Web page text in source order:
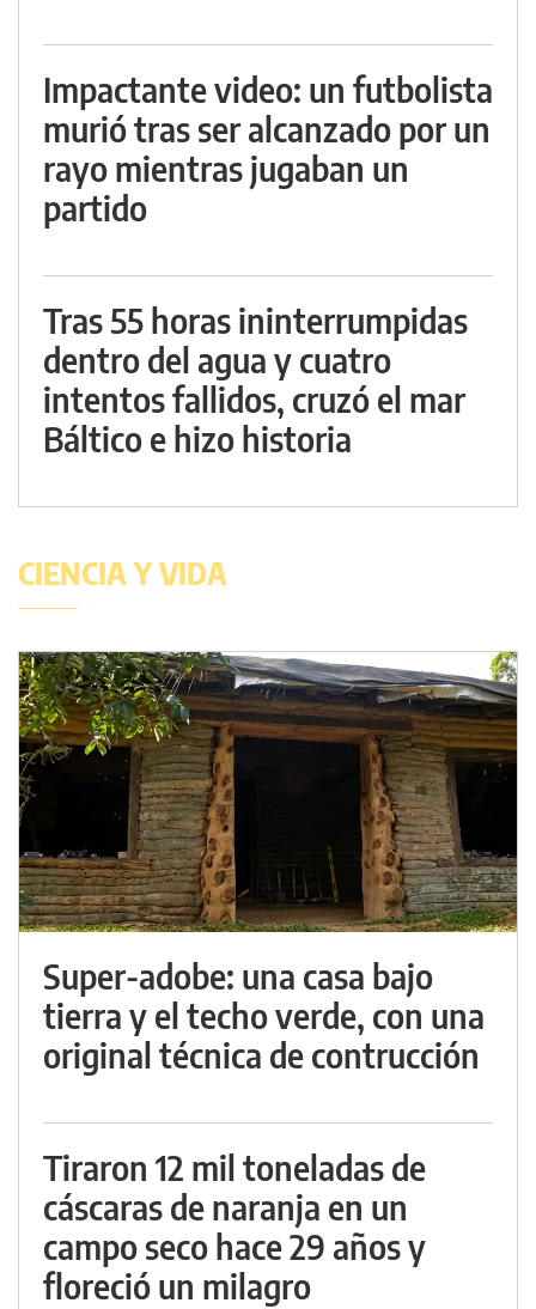
Impactante video: un futbolista
murió tras ser alcanzado por un
rayo mientras jugaban un
partido
Tras 55 horas ininterrumpidas
dentro del agua y cuatro
intentos fallidos, cruzó el mar
Báltico e hizo historia
CIENCIA Y VIDA
Super-adobe: una casa bajo
tierra y el techo verde, con una
original técnica de contrucción
Tiraron 12 mil toneladas de
cáscaras de naranja en un
campo seco hace 29 años y
floreció un milagro